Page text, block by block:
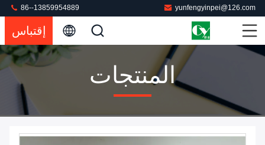
yunfengyinpei@126.com
86--13859954889
إقتباس
المنتجات